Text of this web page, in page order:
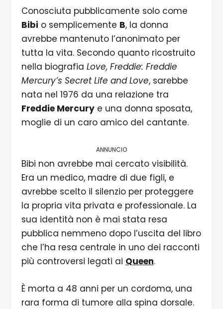
Conosciuta pubblicamente solo come
Bibi o semplicemente B, la donna
avrebbe mantenuto l’anonimato per
tutta la vita. Secondo quanto ricostruito
nella biografia Love, Freddie: Freddie
Mercury’s Secret Life and Love, sarebbe
nata nel 1976 da una relazione tra
Freddie Mercurye una donna sposata,
moglie di un caro amico del cantante.
ANNUNCIO
Bibi non avrebbe mai cercato visibilità.
Era un medico, madre di due figli, e
avrebbe scelto il silenzio per proteggere
la propria vita privata e professionale. La
sua identità non è mai stata resa
pubblica nemmeno dopo l’uscita del libro
che l’ha resa centrale in uno dei racconti
più controversi legati ai Queen.
È morta a 48 anni per un cordoma, una
rara forma di tumore alla spina dorsale.